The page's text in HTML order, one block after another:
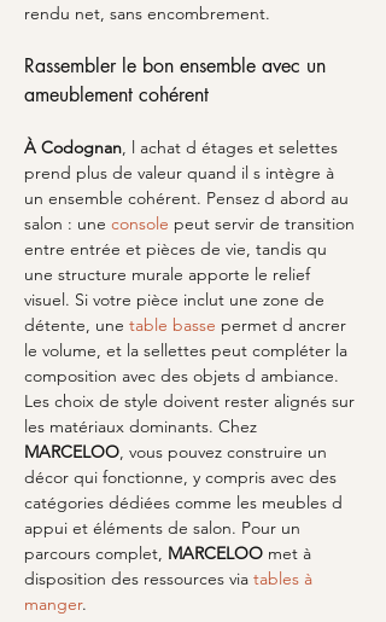
rendu net, sans encombrement.
Rassembler le bon ensemble avec un
ameublement cohérent
À Codognan, l achat d étages et selettes
prend plus de valeur quand il s intègre à
un ensemble cohérent. Pensez d abord au
salon : une console peut servir de transition
entre entrée et pièces de vie, tandis qu
une structure murale apporte le relief
visuel. Si votre pièce inclut une zone de
détente, une table basse permet d ancrer
le volume, et la sellettes peut compléter la
composition avec des objets d ambiance.
Les choix de style doivent rester alignés sur
les matériaux dominants. Chez
MARCELOO, vous pouvez construire un
décor qui fonctionne, y compris avec des
catégories dédiées comme les meubles d
appui et éléments de salon. Pour un
parcours complet, MARCELOO met à
disposition des ressources via tables à
manger.